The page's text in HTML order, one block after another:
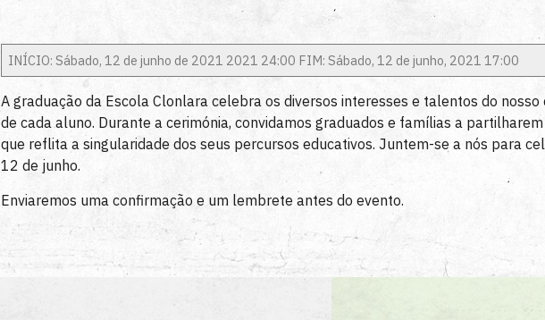
INÍCIO: Sábado, 12 de junho de 2021 2021 24:00 FIM: Sábado, 12 de junho, 2021 17:00
A graduação da Escola Clonlara celebra os diversos interesses e talentos do
de cada aluno. Durante a cerimónia, convidamos graduados e famílias a
que reflita a singularidade dos seus percursos educativos. Juntem-se a nós para
12 de junho.
Enviaremos uma confirmação e um lembrete antes do evento.